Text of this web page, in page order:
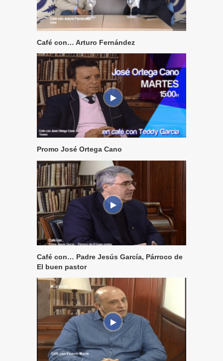
Café con… Arturo Fernández
Promo José Ortega Cano
Café con… Padre Jesús García, Párroco de
El buen pastor